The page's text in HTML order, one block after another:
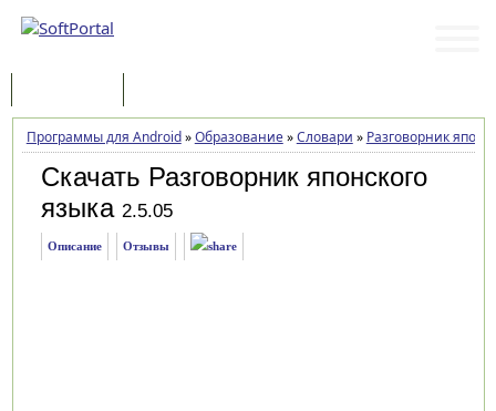
Программы для Android»Образование»Словари » Разговорник
Скачать Разговорник японского
языка 2.5.05
Описание Отзывы